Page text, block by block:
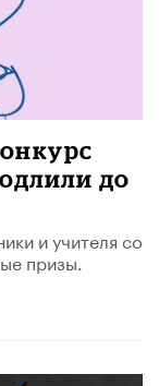
до
и учителя со
призы.